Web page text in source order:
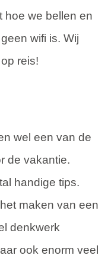
hoe we bellen en
wifi is. Wij
reis!
wel een van de
de vakantie.
handige tips.
maken van een
denkwerk
ook enorm veel